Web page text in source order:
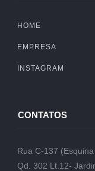
HOME
EMPRESA
INSTAGRAM
CONTATOS
Rua C-137
Qd. 302 Lt.12-